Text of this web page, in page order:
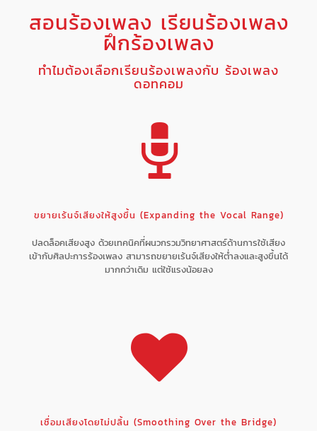
สอนร้องเพลง เรียนร้องเพลง
ฝึกร้องเพลง
ทำไมต้องเลือกเรียนร้องเพลงกับ ร้องเพลง
ดอทคอม
ขยายเร้นจ์เสียงให้สูงขึ้น (Expanding the Vocal Range)
ปลดล็อคเสียงสูง ด้วยเทคนิคที่ผนวกรวมวิทยาศาสตร์ด้านการใช้เสียง
เข้ากับศิลปะการร้องเพลง สามารถขยายเร้นจ์เสียงให้ต่ำลงและสูงขึ้นได้
มากกว่าเดิม แต่ใช้แรงน้อยลง
เชื่อมเสียงโดยไม่ปลิ้น (Smoothing Over the Bridge)